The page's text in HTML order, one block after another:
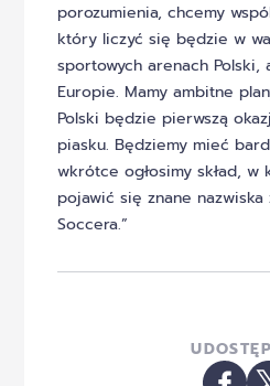
porozumienia, chcemy
który liczyć się będzie w
sportowych arenach
Europie. Mamy ambitne
Polski będzie pierwszą
piasku. Będziemy mieć
wkrótce ogłosimy skład, w
pojawić się znane
Soccera.”